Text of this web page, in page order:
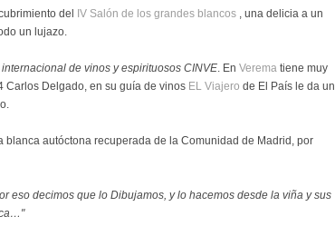
del IV Salón de los grandes blancos , una delicia a un
un lujazo.
de vinos y espirituosos CINVE. En Verema tiene muy
Carlos Delgado, en su guía de vinos EL Viajero de El País le da un
blanca autóctona recuperada de la Comunidad de Madrid, por
eso decimos que lo Dibujamos, y lo hacemos desde la viña y sus